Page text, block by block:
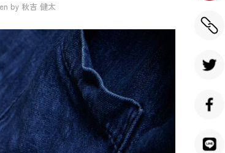
by 秋吉 健太